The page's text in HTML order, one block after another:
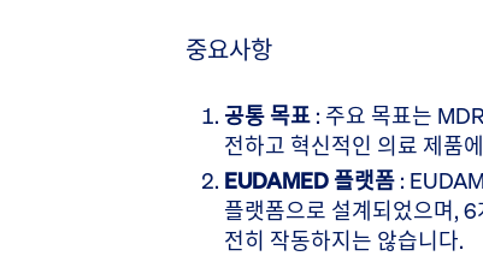
중요사항
공통 목표 : 주요 목표는
전하고 혁신적인 의료 제품
EUDAMED 플랫폼 :
플랫폼으로 설계되었으며,
전히 작동하지는 않습니다.